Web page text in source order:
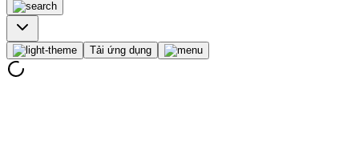
Tải ứng dụng